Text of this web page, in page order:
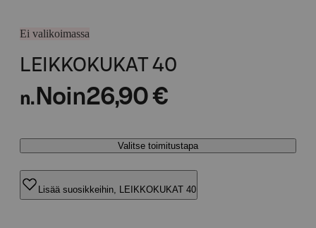
Ei valikoimassa
LEIKKOKUKAT 40
n. Noin26,90 €
Valitse toimitustapa
Lisää suosikkeihin, LEIKKOKUKAT 40